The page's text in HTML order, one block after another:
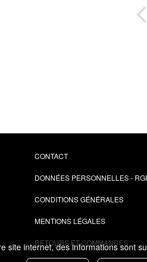
site internet, des informations sont
CONTACT
DONNÉES PERSONNELLES -
CONDITIONS GÉNÉRALES
MENTIONS LÉGALES
RETOURS ET COMMANDES